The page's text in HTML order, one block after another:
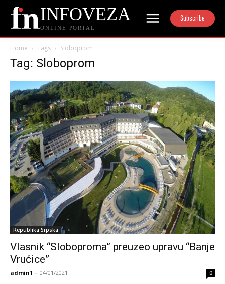
INFOVEZA
ONLINE PORTAL
Subscribe
Home Tags Sloboprom
Tag: Sloboprom
Republika Srpska
Vlasnik “Sloboproma” preuzeo upravu “Banje
Vrućice”
admin1 - 04/01/2021 0